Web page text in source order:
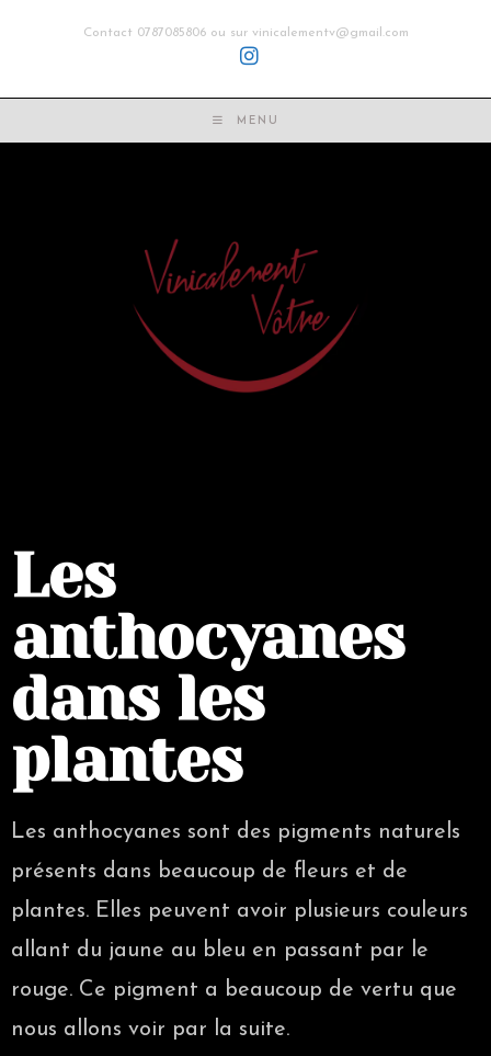
Contact 0787085806 ou sur vinicalementv@gmail.com
MENU
Les
anthocyanes
dans les
plantes
Les anthocyanes sont des pigments naturels
présents dans beaucoup de fleurs et de
plantes. Elles peuvent avoir plusieurs couleurs
allant du jaune au bleu en passant par le
rouge. Ce pigment a beaucoup de vertu que
nous allons voir par la suite.